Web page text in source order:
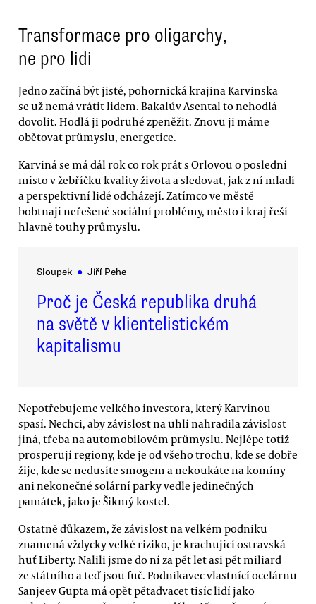
Transformace pro oligarchy,
ne pro lidi
Jedno začíná být jisté, pohornická krajina Karvinska
se už nemá vrátit lidem. Bakalův Asental to nehodlá
dovolit. Hodlá ji podruhé zpeněžit. Znovu ji máme
obětovat průmyslu, energetice.
Karviná se má dál rok co rok prát s Orlovou o poslední
místo v žebříčku kvality života a sledovat, jak z ní mladí
a perspektivní lidé odcházejí. Zatímco ve městě
bobtnají neřešené sociální problémy, město i kraj řeší
hlavně touhy průmyslu.
Sloupek ● Jiří Pehe
Proč je Česká republika druhá
na světě v klientelistickém
kapitalismu
Nepotřebujeme velkého investora, který Karvinou
spasí. Nechci, aby závislost na uhlí nahradila závislost
jiná, třeba na automobilovém průmyslu. Nejlépe totiž
prosperují regiony, kde je od všeho trochu, kde se dobře
žije, kde se nedusíte smogem a nekoukáte na komíny
ani nekonečné solární parky vedle jedinečných
památek, jako je Šikmý kostel.
Ostatně důkazem, že závislost na velkém podniku
znamená vždycky velké riziko, je krachující ostravská
huť Liberty. Nalili jsme do ní za pět let asi pět miliard
ze státního a teď jsou fuč. Podnikavec vlastnící ocelárnu
Sanjeev Gupta má opět pětadvacet tisíc lidí jako